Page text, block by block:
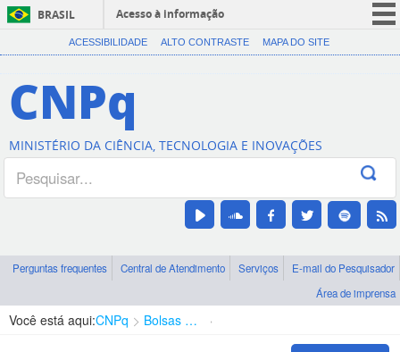
BRASIL
Acesso à informação
CORONAVÍRUS (COVID-19)
Canais
ACESSIBILIDADE ALTO CONTRASTE MAPA DO SITE
CNPq
MINISTÉRIO DA CIÊNCIA, TECNOLOGIA E INOVAÇÕES
Perguntas frequentes Central de Atendimento Serviços
E-mail do Pesquisador
Área de imprensa
Você está aqui:CNPq Bolsas e Auxílios Vigentes